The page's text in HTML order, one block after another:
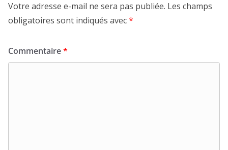
Votre adresse e-mail ne sera pas publiée. Les champs
obligatoires sont indiqués avec*
Commentaire*